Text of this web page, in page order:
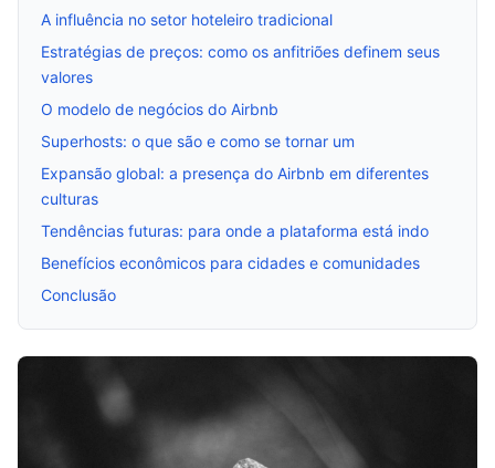
A influência no setor hoteleiro tradicional
Estratégias de preços: como os anfitriões definem seus
valores
O modelo de negócios do Airbnb
Superhosts: o que são e como se tornar um
Expansão global: a presença do Airbnb em diferentes
culturas
Tendências futuras: para onde a plataforma está indo
Benefícios econômicos para cidades e comunidades
Conclusão